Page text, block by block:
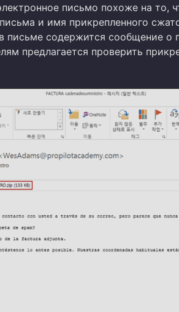
письмо похоже на то,
и имя прикрепленного
письме содержится сообщение о
предлагается проверить